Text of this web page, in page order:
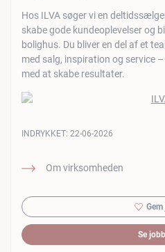
Hos ILVA søger vi en
skabe gode kundeoplevelser og
bolighus. Du bliver en del af et
med salg, inspiration og service
med at skabe resultater.
Om virksomheden
INDRYKKET: 22-06-2026
Se